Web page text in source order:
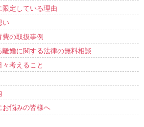
定している理由
い
の取扱事例
婚に関する法律の無料相談
考えること
悩みの皆様へ